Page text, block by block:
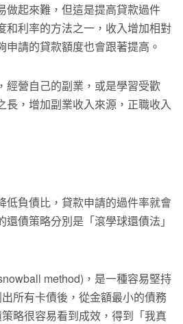
做起來難，但這是提高貸款過件
和利率的方法之一，收入增加相對
申請的貸款額度也會跟著提高。
經營自己的副業，或是學習受歡
長，增加副業收入來源，正職收入
低負債比，貸款申請的過件率就會
債策略分別是「滾學球還債法」
method)，是一種容易堅持
所有卡債後，從金額最小的債務
略很容易看到成效，得到「我真